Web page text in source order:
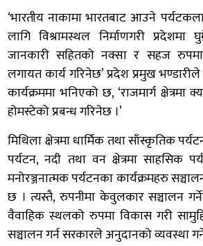
‘भारतीय नाकामा भारतबाट आउने
लागि विश्रामस्थल निर्माणगरी प्रदेशमा
जानकारी सहितको नक्सा र सहज रुपमा
लगायत कार्य गरिनेछ’ प्रदेश प्रमुख
कार्यक्रममा भनिएको छ, ‘राजमार्ग क्षेत्रमा
होमस्टेको प्रबन्ध गरिनेछ ।’
मिथिला क्षेत्रमा धार्मिक तथा साँस्कृतिक
पर्यटन, नदी तथा वन क्षेत्रमा साहसिक
मनोरञ्जनात्मक पर्यटनका कार्यक्रमहरु
छ । त्यस्तै, रुपनीमा केवुलकार सञ्चालन
वैवाहिक स्थलको रुपमा विकास गरी
सञ्चालन गर्न सरकारले अनुदानको व्यवस्था